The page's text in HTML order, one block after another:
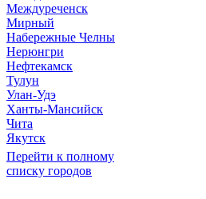
Междуреченск
Мирный
Набережные Челны
Нерюнгри
Нефтекамск
Тулун
Улан-Удэ
Ханты-Мансийск
Чита
Якутск
Перейти к полному
списку городов